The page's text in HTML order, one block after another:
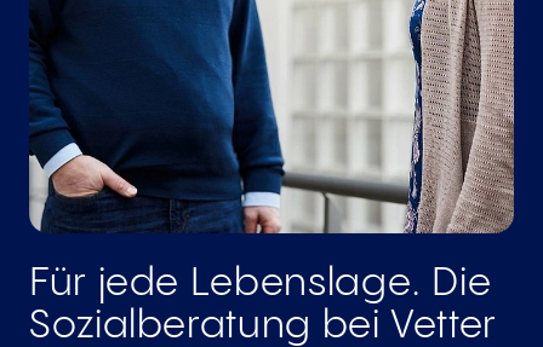
Für jede Lebenslage. Die
Sozialberatung bei Vetter